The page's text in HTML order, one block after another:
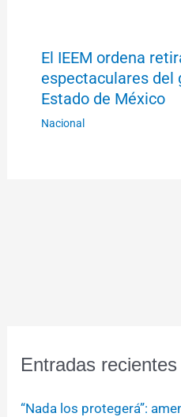
El IEEM ordena
espectaculares del
Estado de México
Nacional
Entradas recientes
“Nada los protegerá”: